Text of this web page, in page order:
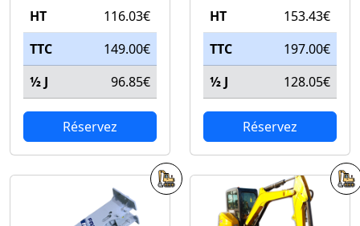
HT
116.03€
TTC
149.00€
½ J
96.85€
Réservez
HT
153.43€
TTC
197.00€
½ J
128.05€
Réservez